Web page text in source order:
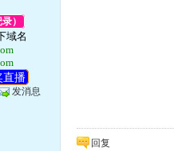
）
域名
播
发消息
回复